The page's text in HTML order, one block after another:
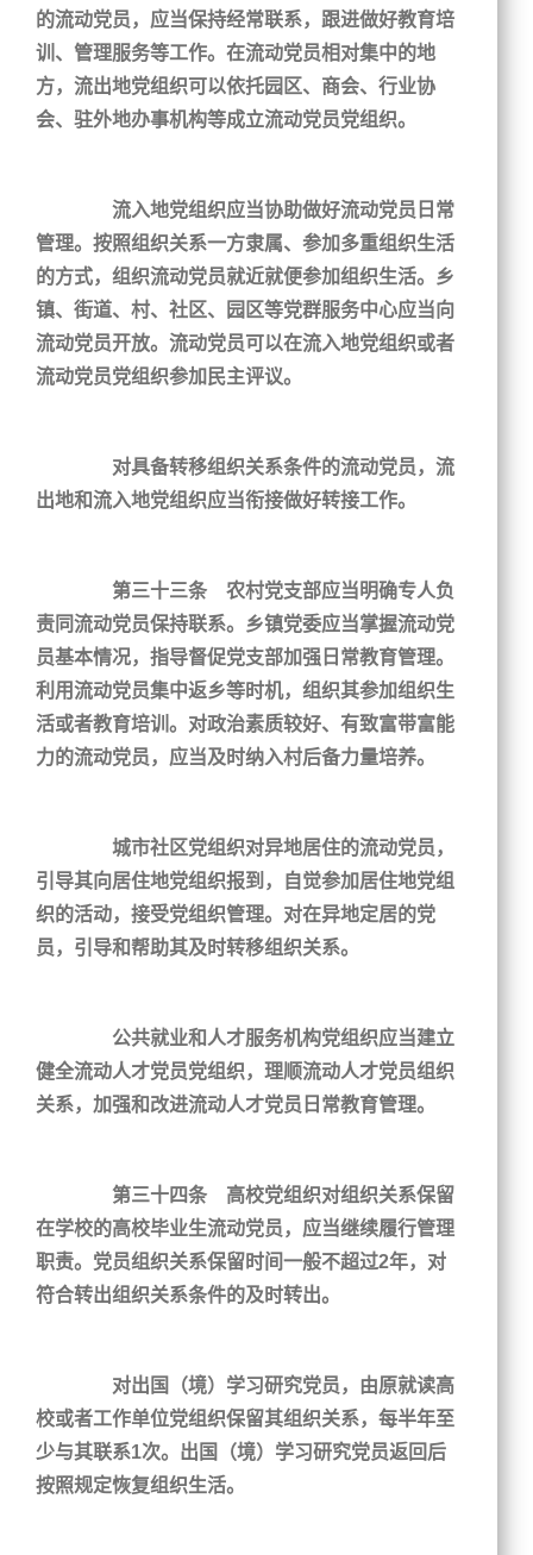
的流动党员，应当保持经常联系，跟进做好教育培
训、管理服务等工作。在流动党员相对集中的地
方，流出地党组织可以依托园区、商会、行业协
会、驻外地办事机构等成立流动党员党组织。
流入地党组织应当协助做好流动党员日常
管理。按照组织关系一方隶属、参加多重组织生活
的方式，组织流动党员就近就便参加组织生活。乡
镇、街道、村、社区、园区等党群服务中心应当向
流动党员开放。流动党员可以在流入地党组织或者
流动党员党组织参加民主评议。
对具备转移组织关系条件的流动党员，流
出地和流入地党组织应当衔接做好转接工作。
第三十三条 农村党支部应当明确专人负
责同流动党员保持联系。乡镇党委应当掌握流动党
员基本情况，指导督促党支部加强日常教育管理。
利用流动党员集中返乡等时机，组织其参加组织生
活或者教育培训。对政治素质较好、有致富带富能
力的流动党员，应当及时纳入村后备力量培养。
城市社区党组织对异地居住的流动党员，
引导其向居住地党组织报到，自觉参加居住地党组
织的活动，接受党组织管理。对在异地定居的党
员，引导和帮助其及时转移组织关系。
公共就业和人才服务机构党组织应当建立
健全流动人才党员党组织，理顺流动人才党员组织
关系，加强和改进流动人才党员日常教育管理。
第三十四条 高校党组织对组织关系保留
在学校的高校毕业生流动党员，应当继续履行管理
职责。党员组织关系保留时间一般不超过2年，对
符合转出组织关系条件的及时转出。
对出国（境）学习研究党员，由原就读高
校或者工作单位党组织保留其组织关系，每半年至
少与其联系1次。出国（境）学习研究党员返回后
按照规定恢复组织生活。